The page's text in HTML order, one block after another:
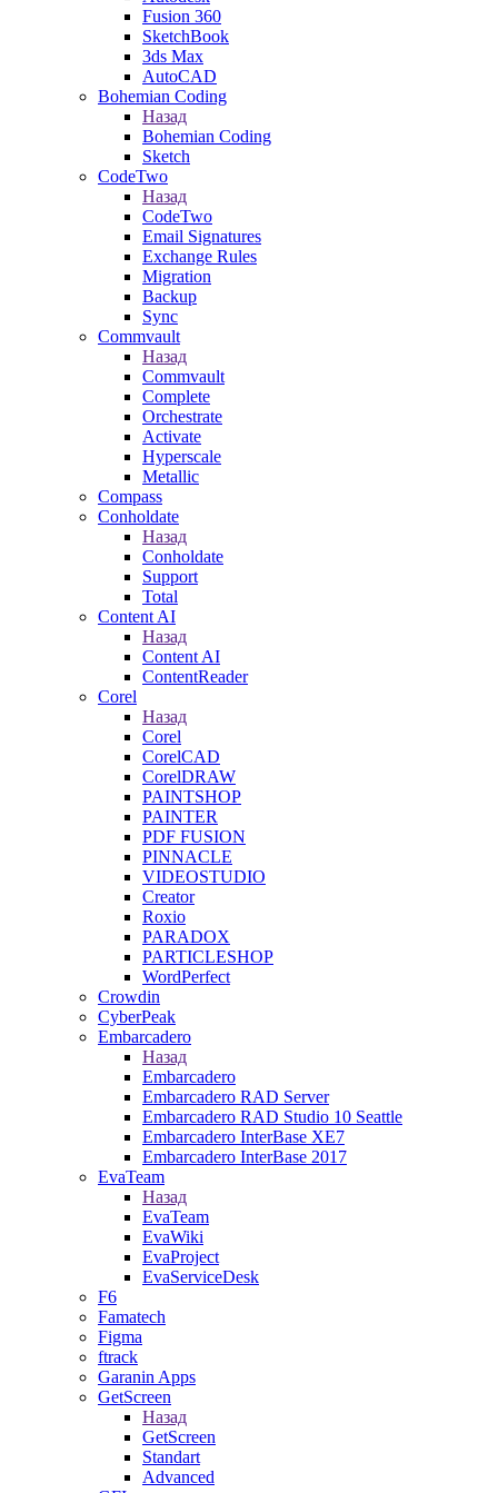
Fusion 360
SketchBook
3ds Max
AutoCAD
Bohemian Coding
Назад
Bohemian Coding
Sketch
CodeTwo
Назад
CodeTwo
Email Signatures
Exchange Rules
Migration
Backup
Sync
Commvault
Назад
Commvault
Complete
Orchestrate
Activate
Hyperscale
Metallic
Compass
Conholdate
Назад
Conholdate
Support
Total
Content AI
Назад
Content AI
ContentReader
Corel
Назад
Corel
CorelCAD
CorelDRAW
PAINTSHOP
PAINTER
PDF FUSION
PINNACLE
VIDEOSTUDIO
Creator
Roxio
PARADOX
PARTICLESHOP
WordPerfect
Crowdin
CyberPeak
Embarcadero
Назад
Embarcadero
Embarcadero RAD Server
Embarcadero RAD Studio 10 Seattle
Embarcadero InterBase XE7
Embarcadero InterBase 2017
EvaTeam
Назад
EvaTeam
EvaWiki
EvaProject
EvaServiceDesk
F6
Famatech
Figma
ftrack
Garanin Apps
GetScreen
Назад
GetScreen
Standart
Advanced